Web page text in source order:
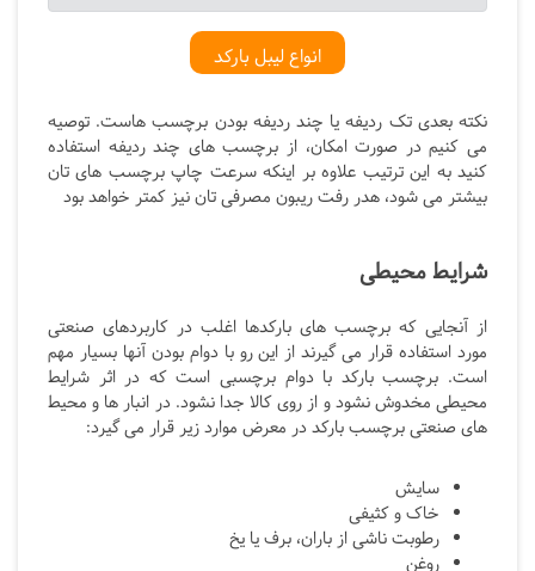
انواع لیبل بارکد
نکته بعدی تک ردیفه یا چند ردیفه بودن برچسب هاست. توصیه
می کنیم در صورت امکان، از برچسب های چند ردیفه استفاده
کنید به این ترتیب علاوه بر اینکه سرعت چاپ برچسب های تان
بیشتر می شود، هدر رفت ریبون مصرفی تان نیز کمتر خواهد بود
شرایط محیطی
از آنجایی که برچسب های بارکدها اغلب در کاربردهای صنعتی
مورد استفاده قرار می گیرند از این رو با دوام بودن آنها بسیار مهم
است. برچسب بارکد با دوام برچسبی است که در اثر شرایط
محیطی مخدوش نشود و از روی کالا جدا نشود. در انبار ها و محیط
های صنعتی برچسب بارکد در معرض موارد زیر قرار می گیرد:
سایش
خاک و کثیفی
رطوبت ناشی از باران، برف یا یخ
روغن